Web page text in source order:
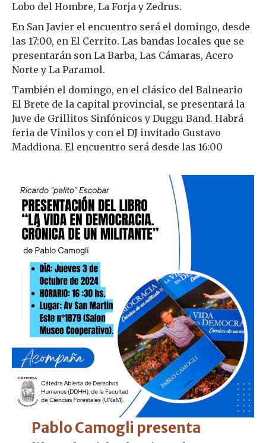
Lobo del Hombre, La Forja y Zedrus.
En San Javier el encuentro será el domingo, desde
las 17:00, en El Cerrito. Las bandas locales que se
presentarán son La Barba, Las Cámaras, Acero
Norte y La Paramol.
También el domingo, en el clásico del Balneario
El Brete de la capital provincial, se presentará la
Juve de Grillitos Sinfónicos y Duggu Band. Habrá
feria de Vinilos y con el DJ invitado Gustavo
Maddiona. El encuentro será desde las 16:00
Pablo Camogli presenta